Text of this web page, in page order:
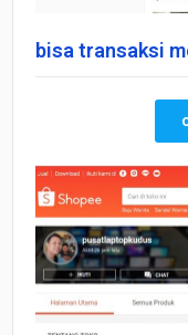
bisa transaksi